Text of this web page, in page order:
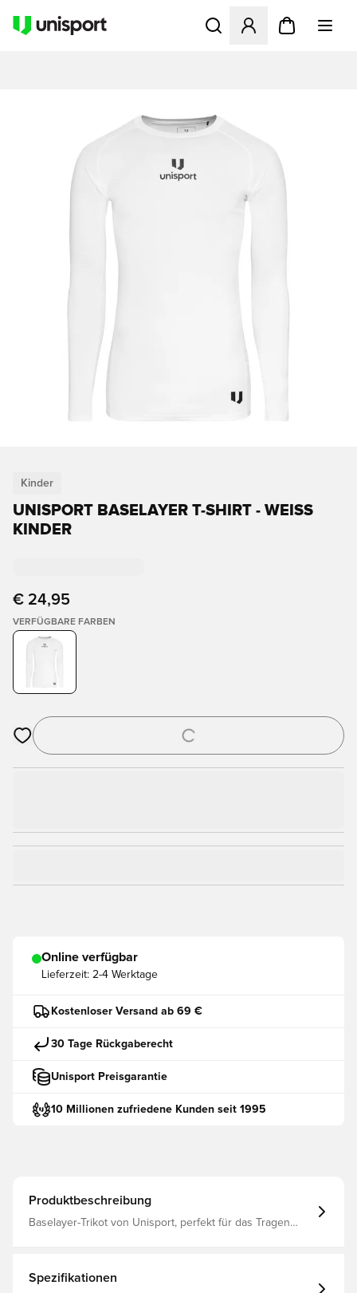
Öffnet ein Fenster zum
Kinder
UNISPORT BASELAYER T-SHIRT - WEISS K
INDER
€ 24,95
VERFÜGBARE FARBEN
Öffnet ein Fenster zum Anmelden oder Registrieren als
Online verfügbar
Lieferzeit: 2-4 Werktage
Kostenloser Versand ab 69 €
30 Tage Rückgaberecht
Unisport Preisgarantie
10 Millionen zufriedene Kunden seit 1995
Produktbeschreibung
Baselayer-Trikot von Unisport, perfekt für das Tragen
warm zu halten Nahtloses Design für maximalen Komfort
Hergestellt aus 92% Polyester und 8% Elastan.
Spezifikationen